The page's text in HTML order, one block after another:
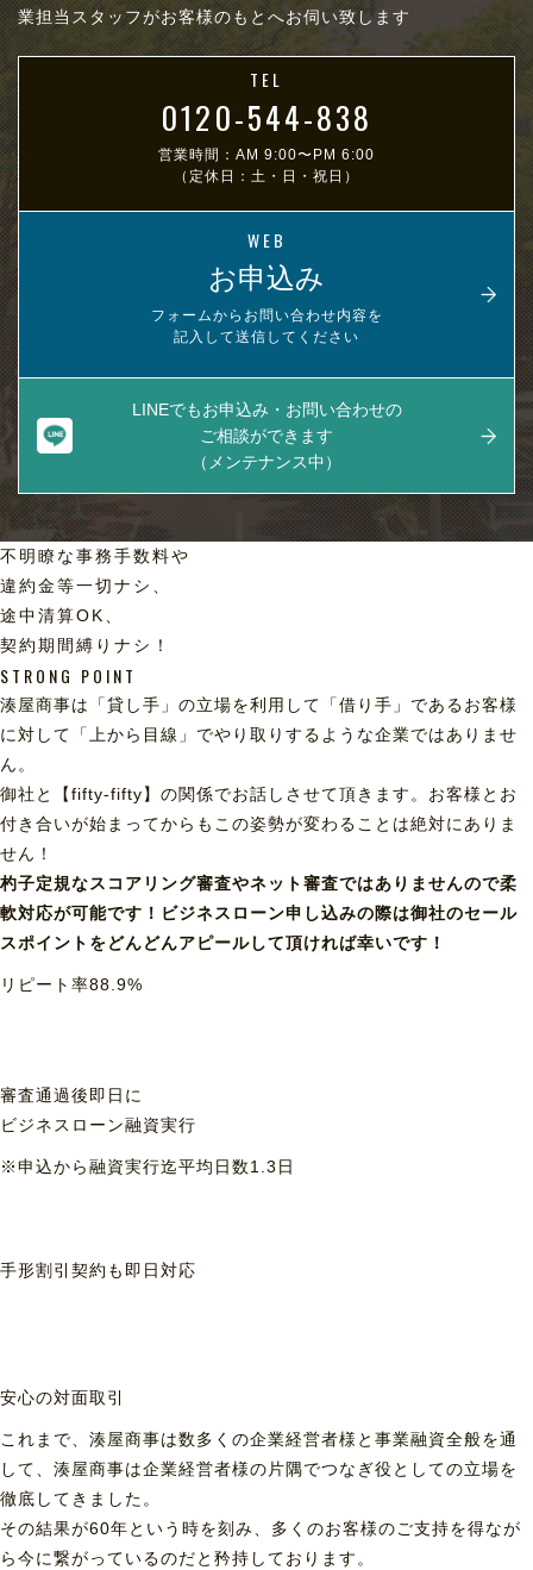
業担当スタッフがお客様のもとへお伺い致します
TEL
0120-544-838
営業時間：AM 9:00〜PM 6:00
（定休日：土・日・祝日）
WEB
お申込み
フォームからお問い合わせ内容を
記入して送信してください
LINEでもお申込み・お問い合わせの
ご相談ができます
（メンテナンス中）
不明瞭な事務手数料や
違約金等一切ナシ、
途中清算OK、
契約期間縛りナシ！
STRONG POINT
湊屋商事は「貸し手」の立場を利用して「借り手」であるお客様
に対して「上から目線」でやり取りするような企業ではありませ
ん。
御社と【fifty-fifty】の関係でお話しさせて頂きます。お客様とお
付き合いが始まってからもこの姿勢が変わることは絶対にありま
せん！
杓子定規なスコアリング審査やネット審査ではありませんので柔
軟対応が可能です！ビジネスローン申し込みの際は御社のセール
スポイントをどんどんアピールして頂ければ幸いです！
リピート率88.9%
審査通過後即日に
ビジネスローン融資実行
※申込から融資実行迄平均日数1.3日
手形割引契約も 即日対応
安心の対面取引
これまで、湊屋商事は数多くの企業経営者様と事業融資全般を通
して、湊屋商事は企業経営者様の片隅でつなぎ役としての立場を
徹底してきました。
その結果が60年という時を刻み、多くのお客様のご支持を得なが
ら今に繋がっているのだと矜持しております。